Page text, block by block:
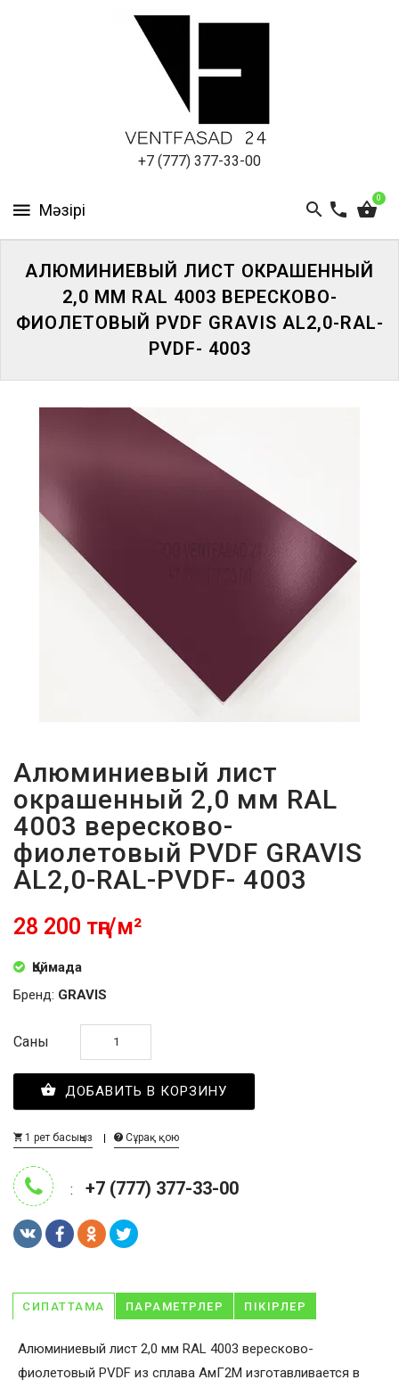
+7 (777) 377-33-00
0
ПАНЕЛИ
АЛЮМИНИЕВЫЙ ЛИСТ ОКРАШЕННЫЙ
2,0 ММ RAL 4003 ВЕРЕСКОВО-
ФИОЛЕТОВЫЙ PVDF GRAVIS AL2,0-RAL-
PVDF- 4003
Алюминиевый лист
окрашенный 2,0 мм RAL
4003 вересково-
фиолетовый PVDF GRAVIS
AL2,0-RAL-PVDF- 4003
28 200 тңг/м²
Қоймада
Бренд: GRAVIS
Саны
ДОБАВИТЬ В КОРЗИНУ
1 рет басыңыз Сұрақ қою
: +7 (777) 377-33-00
СИПАТТАМА ПАРАМЕТРЛЕР ПІКІРЛЕР
Алюминиевый лист 2,0 мм RAL 4003 вересково-
фиолетовый PVDF из сплава АмГ2М изготавливается в